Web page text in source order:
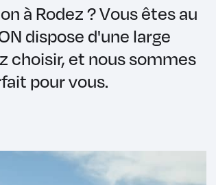
à Rodez ? Vous êtes au
dispose d'une large
choisir, et nous sommes
pour vous.